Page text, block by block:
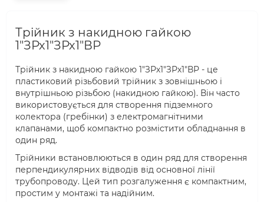
Трійник з накидною гайкою
1"ЗРх1"ЗРх1"ВР
Трійник з накидною гайкою 1"ЗРх1"ЗРх1"ВР - це
пластиковий різьбовий трійник з зовнішньою і
внутрішньою різьбою (накидною гайкою). Він часто
використовується для створення підземного
колектора (гребінки) з електромагнітними
клапанами, щоб компактно розмістити обладнання в
один ряд.
Трійники встановлюються в один ряд для створення
перпендикулярних відводів від основної лінії
трубопроводу. Цей тип розгалуження є компактним,
простим у монтажі та надійним.